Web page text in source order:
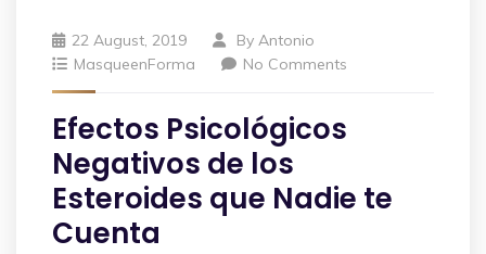
22 August, 2019 By Antonio
MasqueenForma
No Comments
Efectos Psicológicos
Negativos de los
Esteroides que Nadie te
Cuenta